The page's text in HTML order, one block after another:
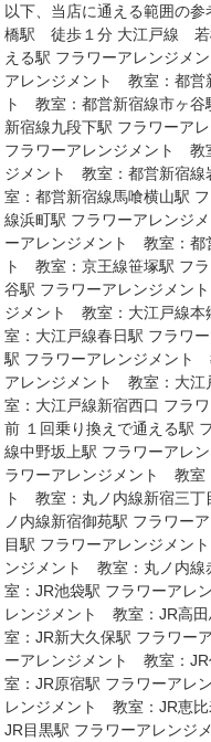
以下、当店に通える範囲の
橋駅 徒歩１分 大江戸線 若
える駅 フラワーアレンジメ
アレンジメント 教室：都営
ト 教室：都営新宿線市ヶ
新宿線九段下駅 フラワーア
フラワーアレンジメント 教
ジメント 教室：都営新宿
室：都営新宿線馬喰横山駅
線浜町駅 フラワーアレンジ
ーアレンジメント 教室：都
ト 教室：京王線笹塚駅 フ
谷駅 フラワーアレンジメン
ジメント 教室：大江戸線
室：大江戸線春日駅 フラワ
駅 フラワーアレンジメント
アレンジメント 教室：大
室：大江戸線新宿西口 フラ
前 １回乗り換えで通える駅
線中野坂上駅 フラワーアレ
ラワーアレンジメント 教室
ト 教室：丸ノ内線新宿三
ノ内線新宿御苑駅 フラワー
目駅 フラワーアレンジメン
ンジメント 教室：丸ノ内
室：JR池袋駅 フラワーアレ
レンジメント 教室：JR高
室：JR新大久保駅 フラワー
ーアレンジメント 教室：
室：JR原宿駅 フラワーアレ
レンジメント 教室：JR恵
JR目黒駅 フラワーアレンジ